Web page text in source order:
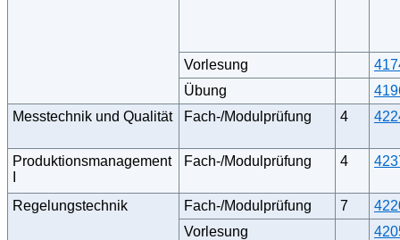
Vorlesung
Übung
Messtechnik und Qualität
Fach-/Modulprüfung 4
Produktionsmanagement
Fach-/Modulprüfung 4
Regelungstechnik Fach-/Modulprüfung 7
Vorlesung